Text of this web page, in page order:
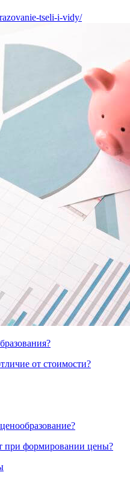
tseli-i-vidy/
от стоимости?
при формировании цены?